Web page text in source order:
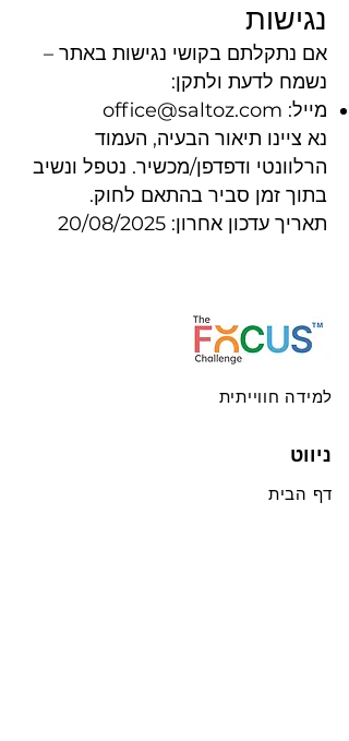
נגישות
אם נתקלתם בקושי נגישות באתר –
נשמח לדעת ולתקן:
מייל: office@saltoz.com
נא ציינו תיאור הבעיה, העמוד
הרלוונטי ודפדפן/מכשיר. נטפל ונשיב
בתוך זמן סביר בהתאם לחוק.
תאריך עדכון אחרון: 20/08/2025
למידה חווייתית
ניווט
דף הבית